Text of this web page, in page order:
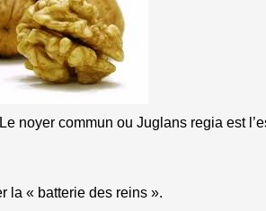
noyer commun ou Juglans regia est
la « batterie des reins ».